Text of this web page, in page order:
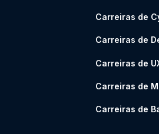
Carreiras de
Carreiras de
Carreiras de
Carreiras de
Carreiras de